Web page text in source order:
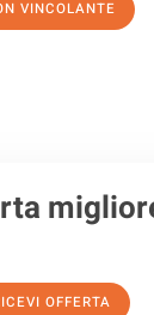
VINCOLANTE
OFFERTA